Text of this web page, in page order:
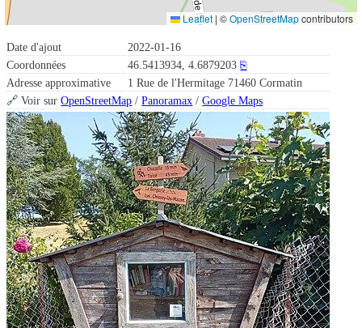
Date d'ajout
2022-01-16
Coordonnées
46.5413934, 4.6879203 ⎘
Adresse approximative
1 Rue de l'Hermitage 71460 Cormatin
🔗 Voir surOpenStreetMap /Panoramax /Google Maps
Leaflet | ©OpenStreetMapcontributors